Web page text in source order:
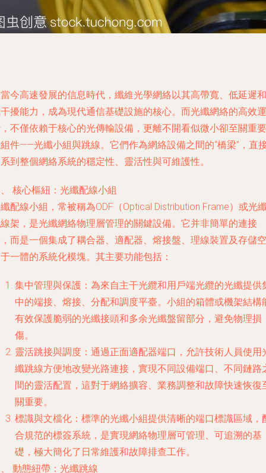
今高速發展的信息時代，纖維光學網絡以其高帶寬、低延遲和
擾能力，成為現代通信基礎設施的核心。而光纖網絡的高效運
不僅依賴于核心的光傳輸設備，更離不開看似微小卻至關重要
件——光纖小組與跳線。它們作為網絡設備之間的“橋梁”，直
到整個網絡系統的穩定性、靈活性與可維護性。
核心樞紐：光纖配線小組
配線小組，常被稱為ODF（Optical Distribution Frame）或光
架，是光纖網絡物理層管理的關鍵設備。它并非簡單的連接
而是一個集成了耦合器、適配器、熔接盤、理線裝置及存儲空
一體的系統化模塊。其主要功能包括：
集中管理與保護 ：為來自主干光纜和用戶端光纜的光纖提供
中的端接、熔接、分配和調度平臺。小組的箱體或機架結構
有效保護脆弱的光纖接頭和多余光纖盤留部分，避免物理損
傷。
靈活跳接與調度 ：通過正面適配器端口，允許技術人員使用
纖跳線方便地改變光路連接，實現不同設備端口、不同鏈路
間的靈活配置，這對于網絡擴容、業務調整和故障快速恢復
關重要。
標識與文檔化 ：標準的光纖小組提供清晰的端口標識區域，
合規范的標簽系統，是實現網絡物理層可管理、可追溯的基
礎，極大簡化了日常維護和故障排查工作。
動態紐帶：光纖跳線